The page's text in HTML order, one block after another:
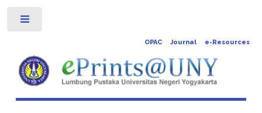
OPAC Journal e-Resources